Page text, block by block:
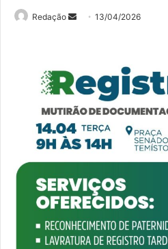
Redação
Mande13/04/2026